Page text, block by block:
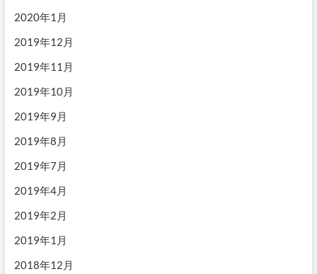
2020年1月
2019年12月
2019年11月
2019年10月
2019年9月
2019年8月
2019年7月
2019年4月
2019年2月
2019年1月
2018年12月